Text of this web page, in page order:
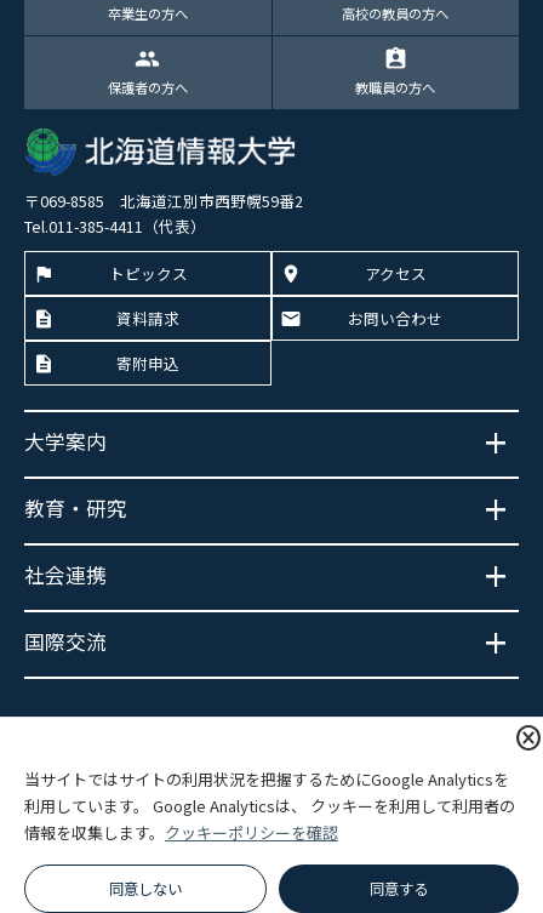
cancel
当サイトではサイトの利用状況を把握するためにGoogle Analyticsを
利用しています。 Google Analyticsは、 クッキーを利用して利用者の
情報を収集します。 クッキーポリシーを確認
同意しない 同意する
卒業生の方へ 高校の教員の方へ
group
保護者の方へ
assignment_ind
教職員の方へ
〒069-8585 北海道江別市西野幌59番2
Tel.011-385-4411（代表）
トピックス
アクセス
資料請求
お問い合わせ
寄附申込
大学案内
教育・研究
社会連携
国際交流
プライバシーポリシー
関連リンク
サイトマップ